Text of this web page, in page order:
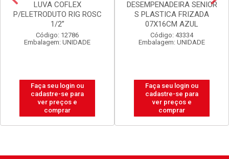
LUVA COFLEX
P/ELETRODUTO RIG ROSC
1/2”
Código: 12786
Embalagem: UNIDADE
Faça seu login ou
cadastre-se para
ver preços e
comprar
DESEMPENADEIRA SENIOR
S PLASTICA FRIZADA
07X16CM AZUL
Código: 43334
Embalagem: UNIDADE
Faça seu login ou
cadastre-se para
ver preços e
comprar